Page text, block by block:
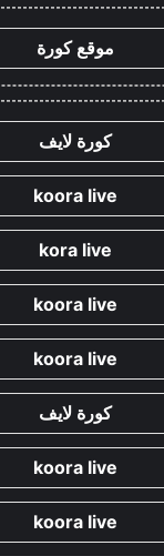
موقع كورة
كورة لايف
koora live
kora live
koora live
koora live
كورة لايف
koora live
koora live